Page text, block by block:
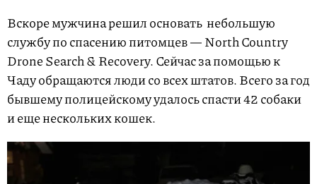
Вскоре мужчина решил основать небольшую
службу по спасению питомцев — North Country
Drone Search & Recovery. Сейчас за помощью к
Чаду обращаются люди со всех штатов. Всего за год
бывшему полицейскому удалось спасти 42 собаки
и еще нескольких кошек.